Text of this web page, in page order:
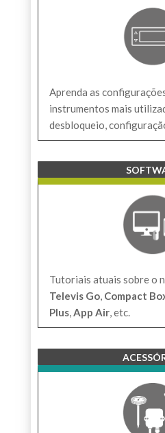
Aprenda as
instrumentos mais
desbloqueio,
Tutoriais atuais sobre o
Televis Go, Compact
Plus,App Air, etc.